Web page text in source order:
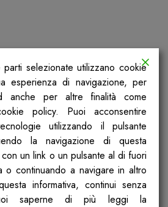
- Seconda
donne
il diritto di voto e
- il primo voto
del 1946 I
il ruolo
selezionate utilizzano cookie
esperienza di navigazione, per
anche per altre finalità come
policy. Puoi acconsentire
utilizzando il pulsante
la navigazione di questa
un link o un pulsante al di fuori
o continuando a navigare in altro
informativa, continui senza
saperne di più leggi la